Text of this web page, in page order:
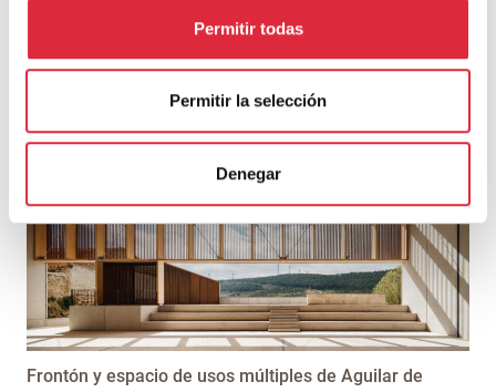
Permitir todas
Permitir la selección
Denegar
TAMBIÉN PUEDE INTERESARTE
Frontón y espacio de usos múltiples de Aguilar de